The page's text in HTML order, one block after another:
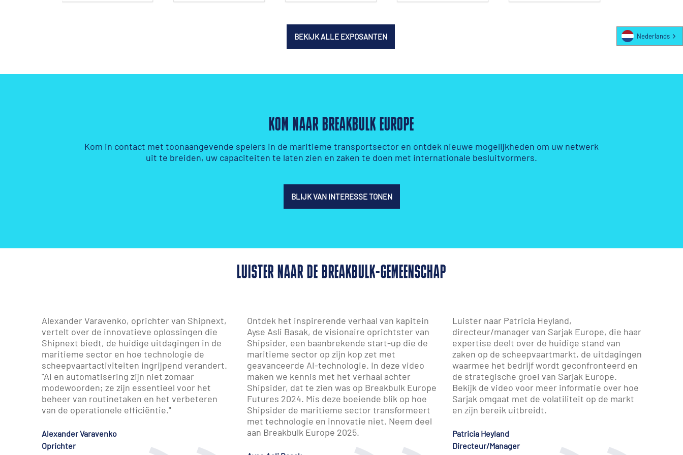
BEKIJK ALLE EXPOSANTEN
KOM NAAR BREAKBULK EUROPE
Kom in contact met toonaangevende spelers in de maritieme transportsector en ontdek nieuwe mogelijkheden om uw netwerk
uit te breiden, uw capaciteiten te laten zien en zaken te doen met internationale besluitvormers.
BLIJK VAN INTERESSE TONEN
LUISTER NAAR DE BREAKBULK-GEMEENSCHAP
Alexander Varavenko, oprichter van Shipnext,
vertelt over de innovatieve oplossingen die
Shipnext biedt, de huidige uitdagingen in de
maritieme sector en hoe technologie de
scheepvaartactiviteiten ingrijpend verandert.
"AI en automatisering zijn niet zomaar
modewoorden; ze zijn essentieel voor het
beheer van routinetaken en het verbeteren
van de operationele efficiëntie."
Alexander Varavenko
Oprichter
Ontdek het inspirerende verhaal van kapitein
Ayse Asli Basak, de visionaire oprichtster van
Shipsider, een baanbrekende start-up die de
maritieme sector op zijn kop zet met
geavanceerde AI-technologie. In deze video
maken we kennis met het verhaal achter
Shipsider, dat te zien was op Breakbulk Europe
Futures 2024. Mis deze boeiende blik op hoe
Shipsider de maritieme sector transformeert
met technologie en innovatie niet. Neem deel
aan Breakbulk Europe 2025.
Luister naar Patricia Heyland,
directeur/manager van Sarjak Europe, die haar
expertise deelt over de huidige stand van
zaken op de scheepvaartmarkt, de uitdagingen
waarmee het bedrijf wordt geconfronteerd en
de strategische groei van Sarjak Europe.
Bekijk de video voor meer informatie over hoe
Sarjak omgaat met de volatiliteit op de markt
en zijn bereik uitbreidt.
Patricia Heyland
Directeur/Manager
Nederlands